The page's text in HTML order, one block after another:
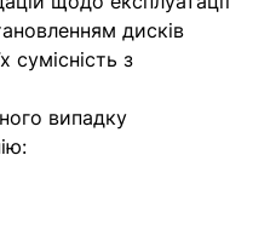
часом дисків
сумісність з
випадку